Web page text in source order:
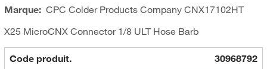
Marque: CPC Colder Products CompanyCNX17102HT
X25 MicroCNX Connector 1/8 ULT Hose Barb
Code produit. 30968792